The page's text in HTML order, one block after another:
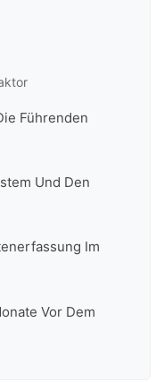
Führenden
Und Den
Im
Vor Dem